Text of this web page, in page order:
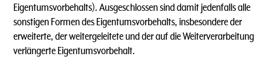
Eigentumsvorbehalts). Ausgeschlossen sind damit jedenfalls alle
sonstigen Formen des Eigentumsvorbehalts, insbesondere der
erweiterte, der weitergeleitete und der auf die Weiterverarbeitung
verlängerte Eigentumsvorbehalt.